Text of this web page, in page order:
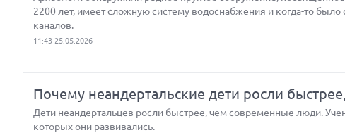
2200 лет, имеет сложную систему водоснабжения и когда-то
каналов.
11:43 25.05.2026
Почему неандертальские дети росли
Дети неандертальцев росли быстрее, чем современные люди.
которых они развивались.